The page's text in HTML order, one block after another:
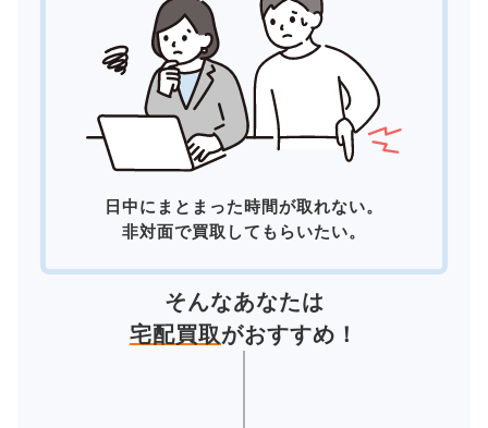
日中にまとまった時間が取れない。
非対面で買取してもらいたい。
そんなあなたは
宅配買取がおすすめ！